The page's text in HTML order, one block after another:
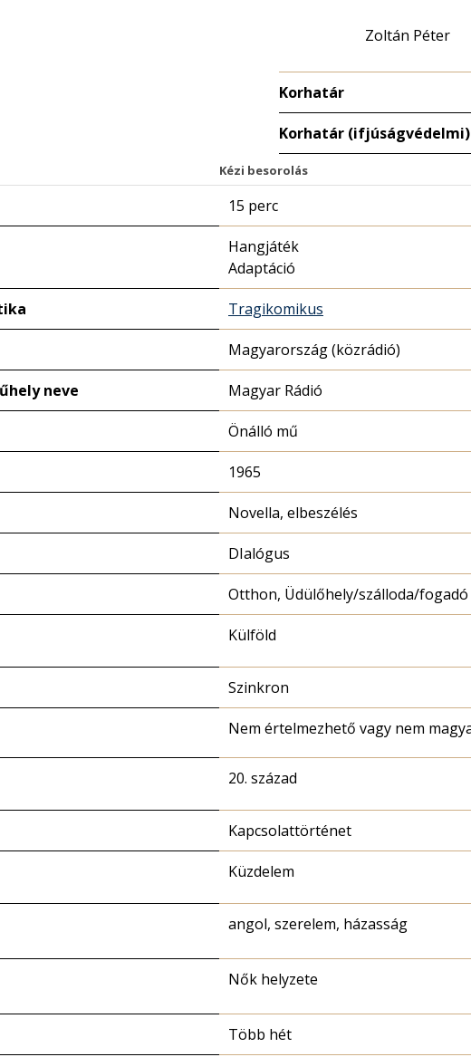
Zoltán Péter
Korhatár
Korhatár (ifjúságvédelmi)
Kézi besorolás
15 perc
Hangjáték
Adaptáció
Tragikomikus
Magyarország (közrádió)
neve Magyar Rádió
Önálló mű
1965
Novella, elbeszélés
DIalógus
Otthon, Üdülőhely/szálloda/fogadó
Külföld
Szinkron
Nem értelmezhető vagy nem
20. század
Kapcsolattörténet
Küzdelem
angol, szerelem, házasság
Nők helyzete
Több hét